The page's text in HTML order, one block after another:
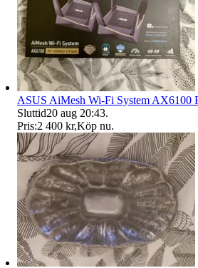
ASUS AiMesh Wi-Fi System AX6100
Sluttid20 aug 20:43.
Pris:2 400 kr,Köp nu.